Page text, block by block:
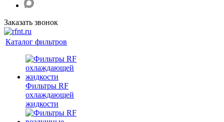
Заказать звонок
Каталог фильтров
Фильтры RF
охлаждающей
жидкости